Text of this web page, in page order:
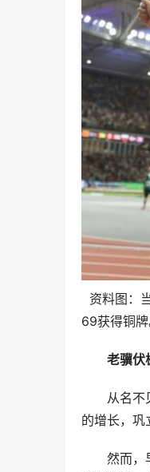
资料图：
69获得铜
老骥伏
从名不见
的增长，巩
然而，早